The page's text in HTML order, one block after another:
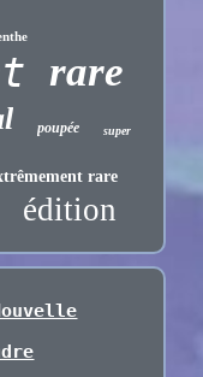
rare
poupée super
rare
édition